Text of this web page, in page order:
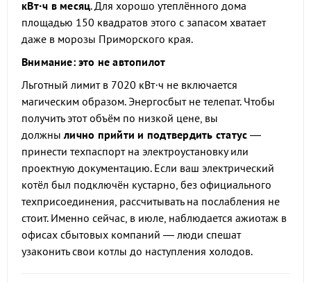
кВт·ч в месяц. Для хорошо утеплённого дома
площадью 150 квадратов этого с запасом хватает
даже в морозы Приморского края.
Внимание: это не автопилот
Льготный лимит в 7020 кВт·ч не включается
магическим образом. Энергосбыт не телепат. Чтобы
получить этот объём по низкой цене, вы
должнылично прийти и подтвердить статус —
принести техпаспорт на электроустановку или
проектную документацию. Если ваш электрический
котёл был подключён кустарно, без официального
техприсоединения, рассчитывать на послабления не
стоит. Именно сейчас, в июле, наблюдается ажиотаж в
офисах сбытовых компаний — люди спешат
узаконить свои котлы до наступления холодов.